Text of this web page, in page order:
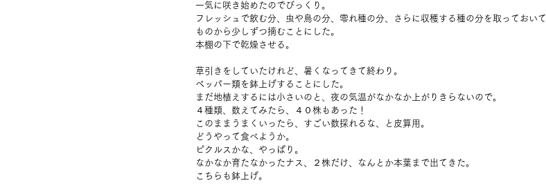
一気に咲き始めたのでびっくり。
フレッシュで飲む分、虫や鳥の分、零れ種の分、さらに収穫する種の分を取っておい
ものから少しずつ摘むことにした。
本棚の下で乾燥させる。
草引きをしていたけれど、暑くなってきて終わり。
ペッパー類を鉢上げすることにした。
まだ地植えするには小さいのと、夜の気温がなかなか上がりきらないので。
４種類、数えてみたら、４０株もあった！
このままうまくいったら、すごい数採れるな、と皮算用。
どうやって食べようか。
ピクルスかな、やっぱり。
なかなか育たなかったナス、２株だけ、なんとか本葉まで出てきた。
こちらも鉢上げ。